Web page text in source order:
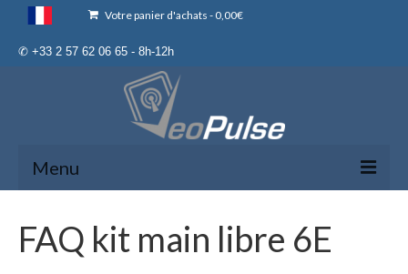
Votre panier d'achats - 0,00€
✆ +33 2 57 62 06 65 - 8h-12h
Menu
Adaptateur sans fil C-Pro
FAQ kit main libre 6E